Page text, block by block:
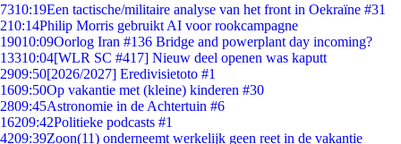
7310:19Een tactische/militaire analyse van het front in Oekraïne #31
210:14Philip Morris gebruikt AI voor rookcampagne
19010:09Oorlog Iran #136 Bridge and powerplant day incoming?
13310:04[WLR SC #417] Nieuw deel openen was kaputt
2909:50[2026/2027] Eredivisietoto #1
1609:50Op vakantie met (kleine) kinderen #30
2809:45Astronomie in de Achtertuin #6
16209:42Politieke podcasts #1
4209:39Zoon(11) onderneemt werkelijk geen reet in de vakantie